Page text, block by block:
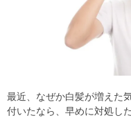
最近、なぜか白髪が増え
付いたなら、早めに対処し